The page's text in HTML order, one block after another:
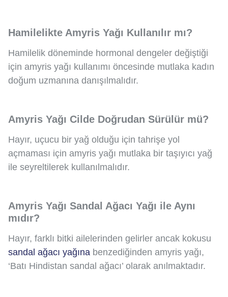
Hamilelikte Amyris Yağı Kullanılır mı?
Hamilelik döneminde hormonal dengeler değiştiği
için amyris yağı kullanımı öncesinde mutlaka kadın
doğum uzmanına danışılmalıdır.
Amyris Yağı Cilde Doğrudan Sürülür mü?
Hayır, uçucu bir yağ olduğu için tahrişe yol
açmaması için amyris yağı mutlaka bir taşıyıcı yağ
ile seyreltilerek kullanılmalıdır.
Amyris Yağı Sandal Ağacı Yağı ile Aynı
mıdır?
Hayır, farklı bitki ailelerinden gelirler ancak kokusu
sandal ağacı yağına benzediğinden amyris yağı,
‘Batı Hindistan sandal ağacı’ olarak anılmaktadır.